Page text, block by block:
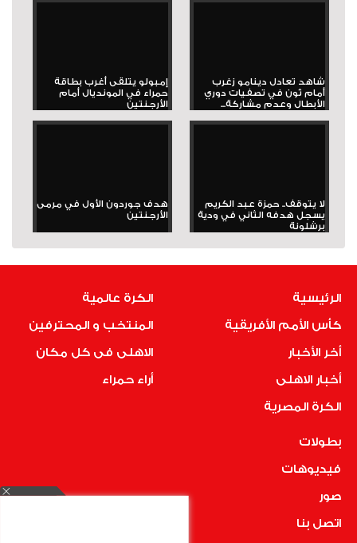
شاهد تعادل دينامو زغرب
أمام ثون في تصفيات دوري
الأبطال وعدم مشاركة...
إمبولو يتلقى أغرب بطاقة
حمراء في المونديال أمام
الأرجنتين
لا يتوقف.. حمزة عبد الكريم
يسجل هدفه الثاني في ودية
برشلونة
هدف جوردون الأول في مرمى
الأرجنتين
الرئيسية
كأس الأمم الأفريقية
أخر الأخبار
أخبار الاهلى
الكرة المصرية
الكرة عالمية
المنتخب و المحترفين
الاهلى فى كل مكان
أراء حمراء
بطولات
فيديوهات
صور
اتصل بنا